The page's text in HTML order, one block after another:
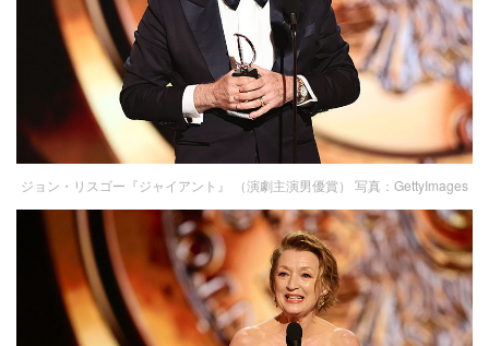
ジョン・リスゴー『ジャイアント』 （演劇主演男優賞） 写真：GettyImages